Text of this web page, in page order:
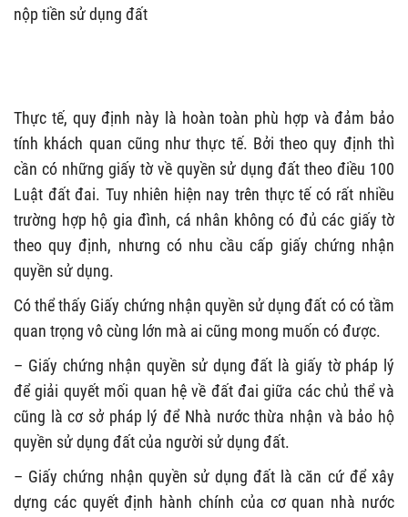
nộp tiền sử dụng đất
Thực tế, quy định này là hoàn toàn phù hợp và đảm bảo
tính khách quan cũng như thực tế. Bởi theo quy định thì
cần có những giấy tờ về quyền sử dụng đất theo điều 100
Luật đất đai. Tuy nhiên hiện nay trên thực tế có rất nhiều
trường hợp hộ gia đình, cá nhân không có đủ các giấy tờ
theo quy định, nhưng có nhu cầu cấp giấy chứng nhận
quyền sử dụng.
Có thể thấy Giấy chứng nhận quyền sử dụng đất có có tầm
quan trọng vô cùng lớn mà ai cũng mong muốn có được.
– Giấy chứng nhận quyền sử dụng đất là giấy tờ pháp lý
để giải quyết mối quan hệ về đất đai giữa các chủ thể và
cũng là cơ sở pháp lý để Nhà nước thừa nhận và bảo hộ
quyền sử dụng đất của người sử dụng đất.
– Giấy chứng nhận quyền sử dụng đất là căn cứ để xây
dựng các quyết định hành chính của cơ quan nhà nước